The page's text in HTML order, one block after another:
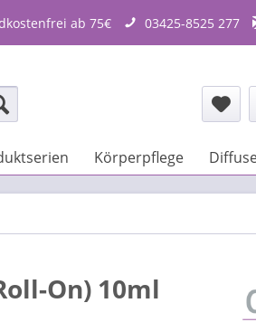
ab 75€ 03425-8525 277
Körperpflege
On) 10ml